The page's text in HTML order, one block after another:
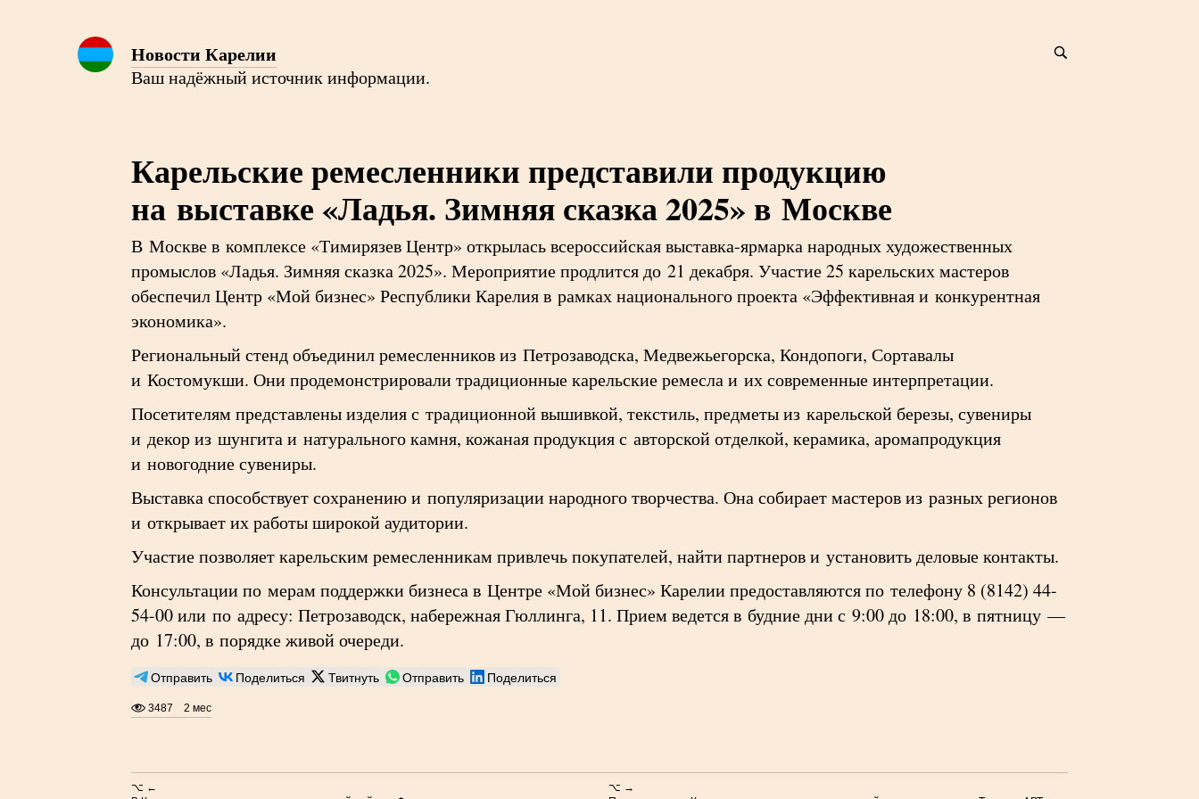
Новости Карелии
Ваш надёжный источник информации.
Карельские ремесленники представили продукцию
на выставке «Ладья. Зимняя сказка 2025» в Москве
В Москве в комплексе «Тимирязев Центр» открылась всероссийская выставка-ярмарка народных художественных
промыслов «Ладья. Зимняя сказка 2025». Мероприятие продлится до 21 декабря. Участие 25 карельских мастеров
обеспечил Центр «Мой бизнес» Республики Карелия в рамках национального проекта «Эффективная и конкурентная
экономика».
Региональный стенд объединил ремесленников из Петрозаводска, Медвежьегорска, Кондопоги, Сортавалы
и Костомукши. Они продемонстрировали традиционные карельские ремесла и их современные интерпретации.
Посетителям представлены изделия с традиционной вышивкой, текстиль, предметы из карельской березы, сувениры
и декор из шунгита и натурального камня, кожаная продукция с авторской отделкой, керамика, аромапродукция
и новогодние сувениры.
Выставка способствует сохранению и популяризации народного творчества. Она собирает мастеров из разных регионов
и открывает их работы широкой аудитории.
Участие позволяет карельским ремесленникам привлечь покупателей, найти партнеров и установить деловые контакты.
Консультации по мерам поддержки бизнеса в Центре «Мой бизнес» Карелии предоставляются по телефону 8 (8142) 44-
54-00 или по адресу: Петрозаводск, набережная Гюллинга, 11. Прием ведется в будние дни с 9:00 до 18:00, в пятницу —
до 17:00, в порядке живой очереди.
Отправить Поделиться Твитнуть Отправить Поделиться
3487 2 мес
⌥ ←
⌥ →